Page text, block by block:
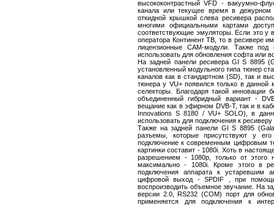
высококонтрастный VFD - вакуумно-
канала или текущее время в
откидной крышкой слева ресивера
многими официальными картами
соответствующие эмуляторы. Если это у
оператора Континент ТВ, то в ресивере
лицензионные CAM-модули. Также
использовать для обновления софта или
На задней панели ресивера GI S 8895
установленный модульного типа тюнер
каналов как в стандартном (SD), так и
тюнера у VU+ появился только в
селекторы. Благодаря такой инновации
объединенный гибридный вариант -
вещание как в эфирном DVB-T, так и в
Innovations S 8180 / VU+ SOLO), в
использовать для подключения к
Также на задней панели GI S 8895
разъемы, которые присутствуют у
подключение к современным цифровым
картинки составит - 1080i. Хоть в
разрешением - 1080p, только от этого
максимально - 1080i. Кроме этого в
подключения аппарата к устаревшим
цифровой выход - SPDIF , при помощи
воспроизводить объемное звучание. На
версии 2.0, RS232 (COM) порт для
применяется для подключения к